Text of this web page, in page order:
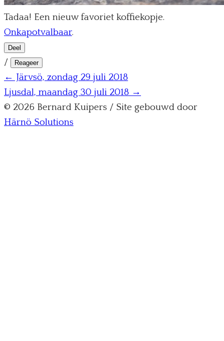
Tadaa! Een nieuw favoriet koffiekopje.
Onkapotvalbaar.
Deel
/ Reageer
← Järvsö, zondag 29 juli 2018
Ljusdal, maandag 30 juli 2018 →
© 2026 Bernard Kuipers / Site gebouwd door
Härnö Solutions